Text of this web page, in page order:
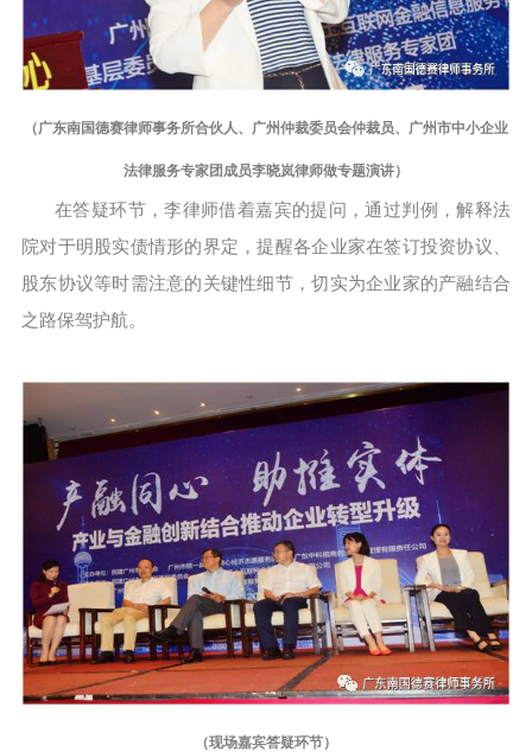
（广东南国德赛律师事务所合伙人、广州仲裁委员会仲裁员、广州市中小企业
法律服务专家团成员李晓岚律师做专题演讲）
在答疑环节，李律师借着嘉宾的提问，通过判例，解释法
院对于明股实债情形的界定，提醒各企业家在签订投资协议、
股东协议等时需注意的关键性细节，切实为企业家的产融结合
之路保驾护航。
（现场嘉宾答疑环节）